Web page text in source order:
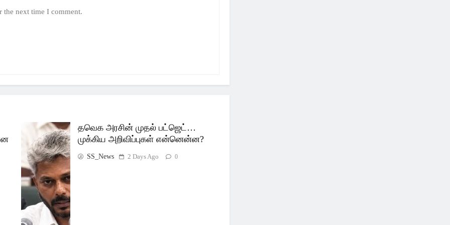
the next time I comment.
தவெக அரசின் முதல் பட்ஜெட்…
முக்கிய அறிவிப்புகள் என்னென்ன?
SS_News 2 Days Ago 0